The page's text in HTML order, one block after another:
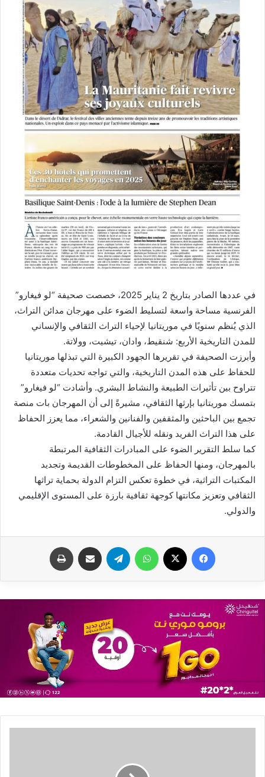
في عددها الصادر بتاريخ 2 يناير 2025، خصصت صحيفة “لو فيغارو”
الفرنسية مساحة واسعة لتسليط الضوء على مهرجان مدائن التراث،
الذي يُنظم سنويًا في موريتانيا لإحياء التراث الثقافي والإنساني
للمدن التاريخية الأربع: شنقيط، وادان، تيشيت، وولاتة.
وأبرزت الصحيفة في تقريرها الجهود الكبيرة التي تبذلها موريتانيا
للحفاظ على هذه المدن التاريخية، والتي تواجه تحديات متعددة
تتراوح بين تأثيرات الطبيعة والنشاط البشري. وأشادت “لو فيغارو”
بتمسك موريتانيا بإرثها الثقافي، مشيرةً إلى أن المهرجان بات منصة
تجمع بين الباحثين والمثقفين والفنانين والشعراء، مما يعزز الحفاظ
على هذا التراث الفريد ونقله للأجيال القادمة.
كما سلط التقرير الضوء على المبادرات الثقافية المرتبطة
بالمهرجان، ومنها الحفاظ على المخطوطات القديمة وتجديد
المكتبات التراثية، في خطوة تعكس التزام الدولة بحماية تراثها
الثقافي وتعزيز مكانتها كوجهة ثقافية بارزة على المستوى الإقليمي
والدولي.
فيسبوك واتساب تيلقرام مشاركة عبر البريد